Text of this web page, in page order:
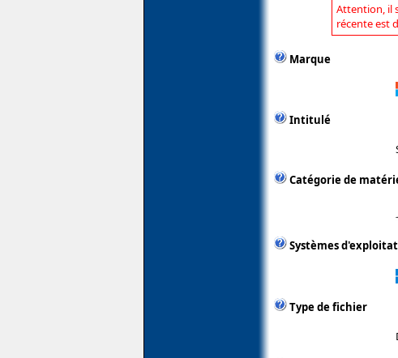
Attention, il
récente est
Marque
Intitulé
Catégorie de
Systèmes
Type de fichier